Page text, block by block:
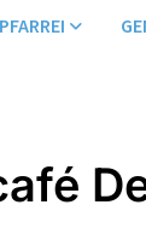
PFARREI